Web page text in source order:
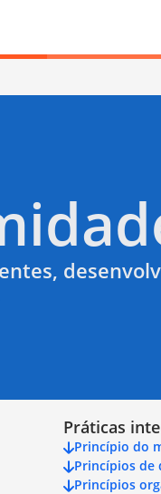
Práticas
Princípio do
Princípios de
Princípios